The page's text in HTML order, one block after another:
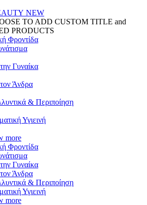
NEW
TO ADD CUSTOM TITLE and
PRODUCTS
Φροντίδα
Γυναίκα
Άνδρα
& Περιποίηση
Υγιεινή
more
Φροντίδα
Γυναίκα
Άνδρα
& Περιποίηση
Υγιεινή
more